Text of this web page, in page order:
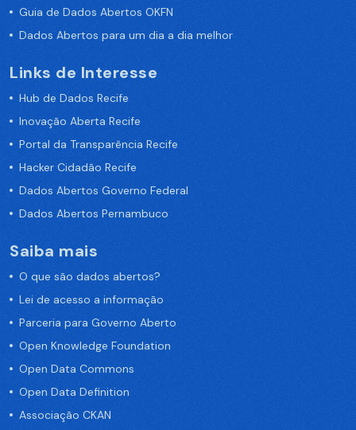
Guia de Dados Abertos OKFN
Dados Abertos para um dia a dia melhor
Links de Interesse
Hub de Dados Recife
Inovação Aberta Recife
Portal da Transparência Recife
Hacker Cidadão Recife
Dados Abertos Governo Federal
Dados Abertos Pernambuco
Saiba mais
O que são dados abertos?
Lei de acesso a informação
Parceria para Governo Aberto
Open Knowledge Foundation
Open Data Commons
Open Data Definition
Associação CKAN